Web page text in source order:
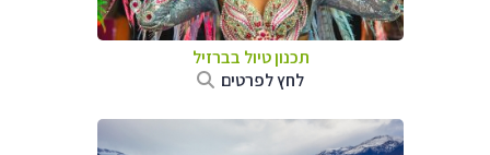
תכנון טיול בברזיל
לחץ לפרטים